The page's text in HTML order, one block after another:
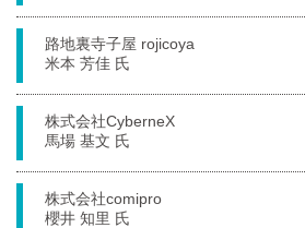
路地裏寺子屋 rojicoya
米本 芳佳 氏
株式会社CyberneX
馬場 基文 氏
株式会社comipro
櫻井 知里 氏